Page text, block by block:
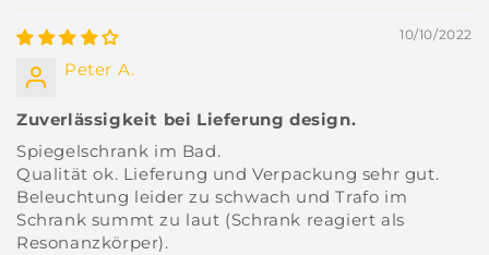
10/10/2022
Peter A.
Zuverlässigkeit bei Lieferung design.
Spiegelschrank im Bad.
Qualität ok. Lieferung und Verpackung sehr gut.
Beleuchtung leider zu schwach und Trafo im
Schrank summt zu laut (Schrank reagiert als
Resonanzkörper).